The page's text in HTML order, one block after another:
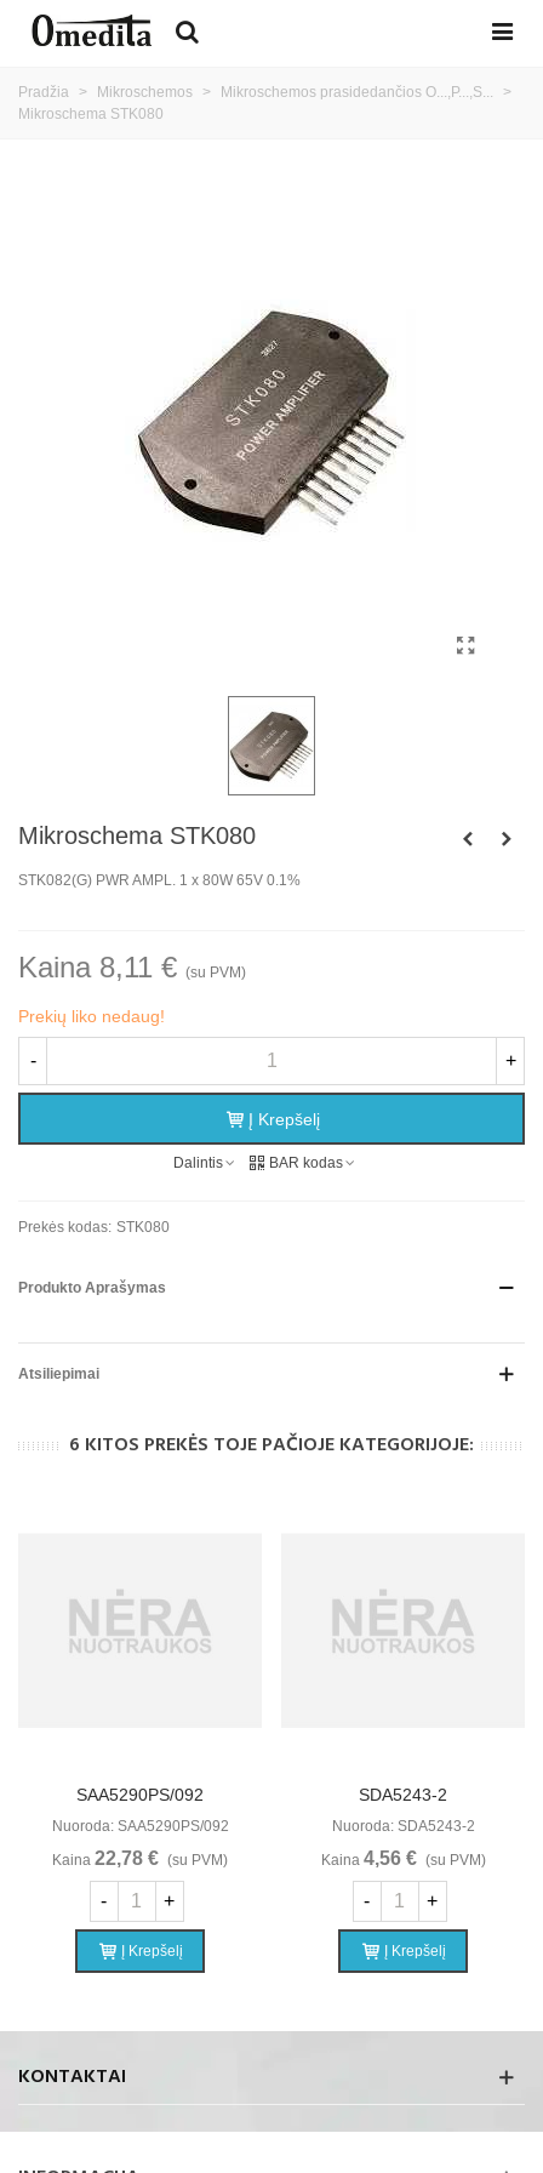
Pradžia > Mikroschemos > Mikroschemos prasidedančios O...,P...,S...
>
Mikroschema STK080
Mikroschema STK080
STK082(G) PWR AMPL. 1 x 80W 65V 0.1%
Kaina 8,11 € (su PVM)
Prekių liko nedaug!
- +
Į Krepšelį
Dalintis BAR kodas
Prekės kodas: STK080
Produkto Aprašymas
Atsiliepimai
6 KITOS PREKĖS TOJE PAČIOJE KATEGORIJOJE:
SAA5290PS/092
Nuoroda: SAA5290PS/092
Kaina 22,78 € (su PVM)
- +
Į Krepšelį
SDA5243-2
Nuoroda: SDA5243-2
Kaina 4,56 € (su PVM)
- +
Į Krepšelį
KONTAKTAI